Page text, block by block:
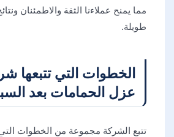
مما يمنح عملاءنا الثقة والاطمئنان
طويلة.
الخطوات التي تتبعها
عزل الحمامات بعد
تتبع الشركة مجموعة من الخطوات